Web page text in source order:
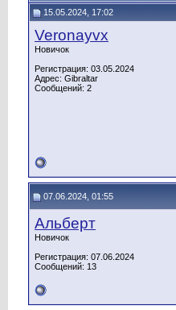
15.05.2024, 17:02
Veronayvx
Новичок
Регистрация: 03.05.2024
Адрес: Gibraltar
Сообщений: 2
07.06.2024, 01:55
Альберт
Новичок
Регистрация: 07.06.2024
Сообщений: 13